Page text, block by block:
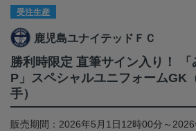
受注生産
鹿児島ユナイテッドＦＣ
勝利時限定 直筆サイン入り！
P」スペシャルユニフォームGK
手）
販売期間：2026年5月1日12時00分～